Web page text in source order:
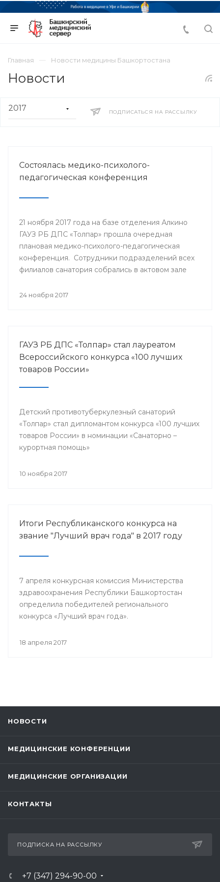
Главная Новости медицины Башкортостана
Новости
ПОДПИСАТЬСЯ НА РАССЫЛКУ
Состоялась медико-психолого-
педагогическая конференция
21 ноября 2017 года на базе отделения Алкино
ГАУЗ РБ ДПС «Толпар» прошла очередная
плановая медико-психолого-педагогическая
конференция. Сотрудники подразделений всех
филиалов санатория собрались в актовом зале
учреждения и подумать над оптимальными
24 ноября 2017
ГАУЗ РБ ДПС «Толпар» стал лауреатом
Всероссийского конкурса «100 лучших
товаров России»
Детский противотуберкулезный санаторий
«Толпар» стал дипломантом конкурса «100 лучших
товаров России» в номинации «Санаторно –
курортная помощь»
10 ноября 2017
Итоги Республиканского конкурса на
звание "Лучший врач года" в 2017 году
7 апреля конкурсная комиссия Министерства
здравоохранения Республики Башкортостан
определила победителей регионального
конкурса «Лучший врач года».
18 апреля 2017
НОВОСТИ
МЕДИЦИНСКИЕ КОНФЕРЕНЦИИ
МЕДИЦИНСКИЕ ОРГАНИЗАЦИИ
КОНТАКТЫ
ПОДПИСКА НА РАССЫЛКУ
+7 (347) 294-90-00